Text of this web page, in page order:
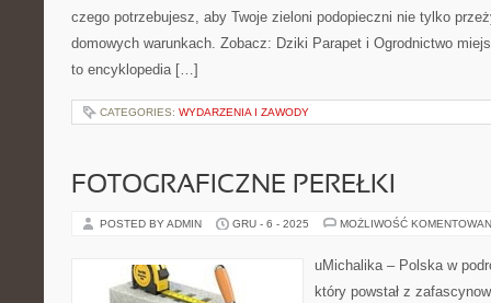
czego potrzebujesz, aby Twoje zieloni podopieczni nie tylko
domowych warunkach. Zobacz: Dziki Parapet i Ogrodnictwo
to encyklopedia […]
CATEGORIES: WYDARZENIA I ZAWODY
FOTOGRAFICZNE PEREŁKI
POSTED BY ADMIN GRU - 6 - 2025 MOŻLIWOŚĆ
uMichalika – Polska w
który powstał z